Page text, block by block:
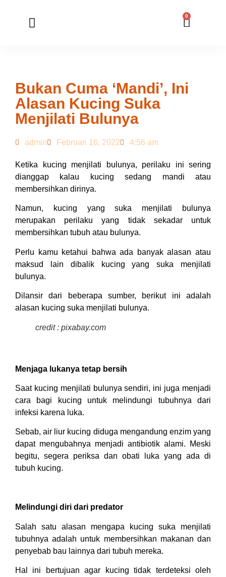
0
Bukan Cuma ‘Mandi’, Ini
Alasan Kucing Suka
Menjilati Bulunya
admin Februari 16, 2022 4:56 am
Ketika kucing menjilati bulunya, perilaku ini sering
dianggap kalau kucing sedang mandi atau
membersihkan dirinya.
Namun, kucing yang suka menjilati bulunya
merupakan perilaku yang tidak sekadar untuk
membersihkan tubuh atau bulunya.
Perlu kamu ketahui bahwa ada banyak alasan atau
maksud lain dibalik kucing yang suka menjilati
bulunya.
Dilansir dari beberapa sumber, berikut ini adalah
alasan kucing suka menjilati bulunya.
credit : pixabay.com
Menjaga lukanya tetap bersih
Saat kucing menjilati bulunya sendiri, ini juga menjadi
cara bagi kucing untuk melindungi tubuhnya dari
infeksi karena luka.
Sebab, air liur kucing diduga mengandung enzim yang
dapat mengubahnya menjadi antibiotik alami. Meski
begitu, segera periksa dan obati luka yang ada di
tubuh kucing.
Melindungi diri dari predator
Salah satu alasan mengapa kucing suka menjilati
tubuhnya adalah untuk membersihkan makanan dan
penyebab bau lainnya dari tubuh mereka.
Hal ini bertujuan agar kucing tidak terdeteksi oleh